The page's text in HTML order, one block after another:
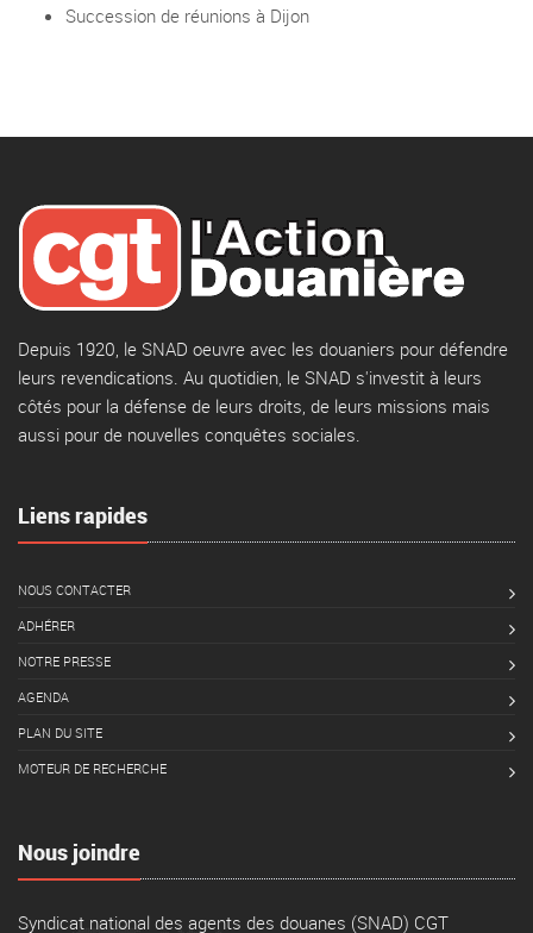
Succession de réunions à Dijon
Depuis 1920, le SNAD oeuvre avec les douaniers pour défendre
leurs revendications. Au quotidien, le SNAD s'investit à leurs
côtés pour la défense de leurs droits, de leurs missions mais
aussi pour de nouvelles conquêtes sociales.
Liens rapides
NOUS CONTACTER
ADHÉRER
NOTRE PRESSE
AGENDA
PLAN DU SITE
MOTEUR DE RECHERCHE
Nous joindre
Syndicat national des agents des douanes (SNAD) CGT